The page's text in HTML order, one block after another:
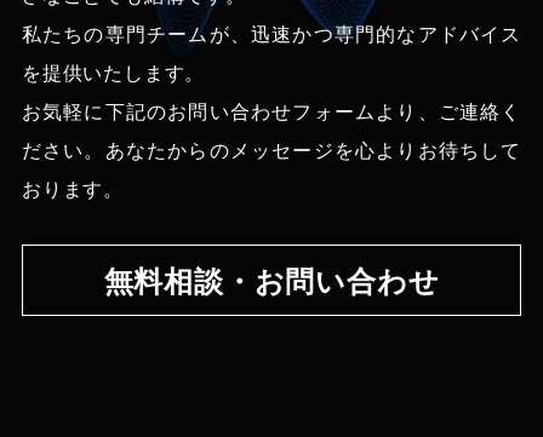
私たちの専門チームが、迅速かつ専門的なアドバイス
を提供いたします。
お気軽に下記のお問い合わせフォームより、ご連絡く
ださい。あなたからのメッセージを心よりお待ちして
おります。
無料相談・お問い合わせ